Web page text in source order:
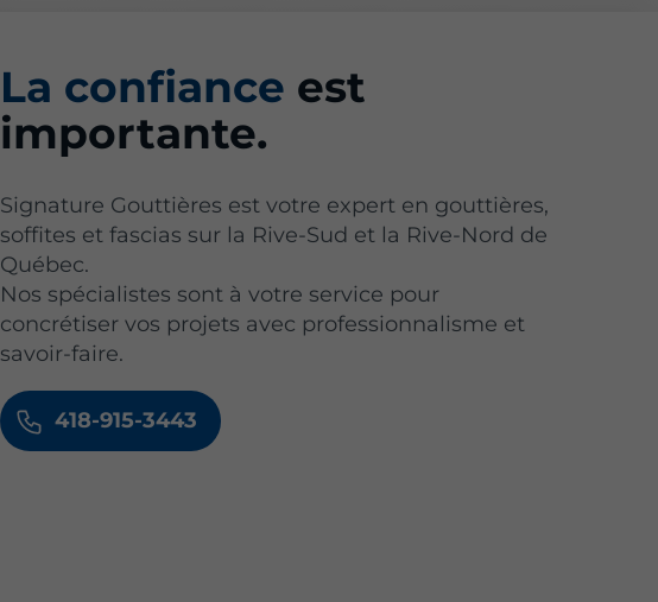
La confiance est
importante.
Signature Gouttières est votre expert en gouttières,
soffites et fascias sur la Rive-Sud et la Rive-Nord de
Québec.
Nos spécialistes sont à votre service pour
concrétiser vos projets avec professionnalisme et
savoir-faire.
418-915-3443